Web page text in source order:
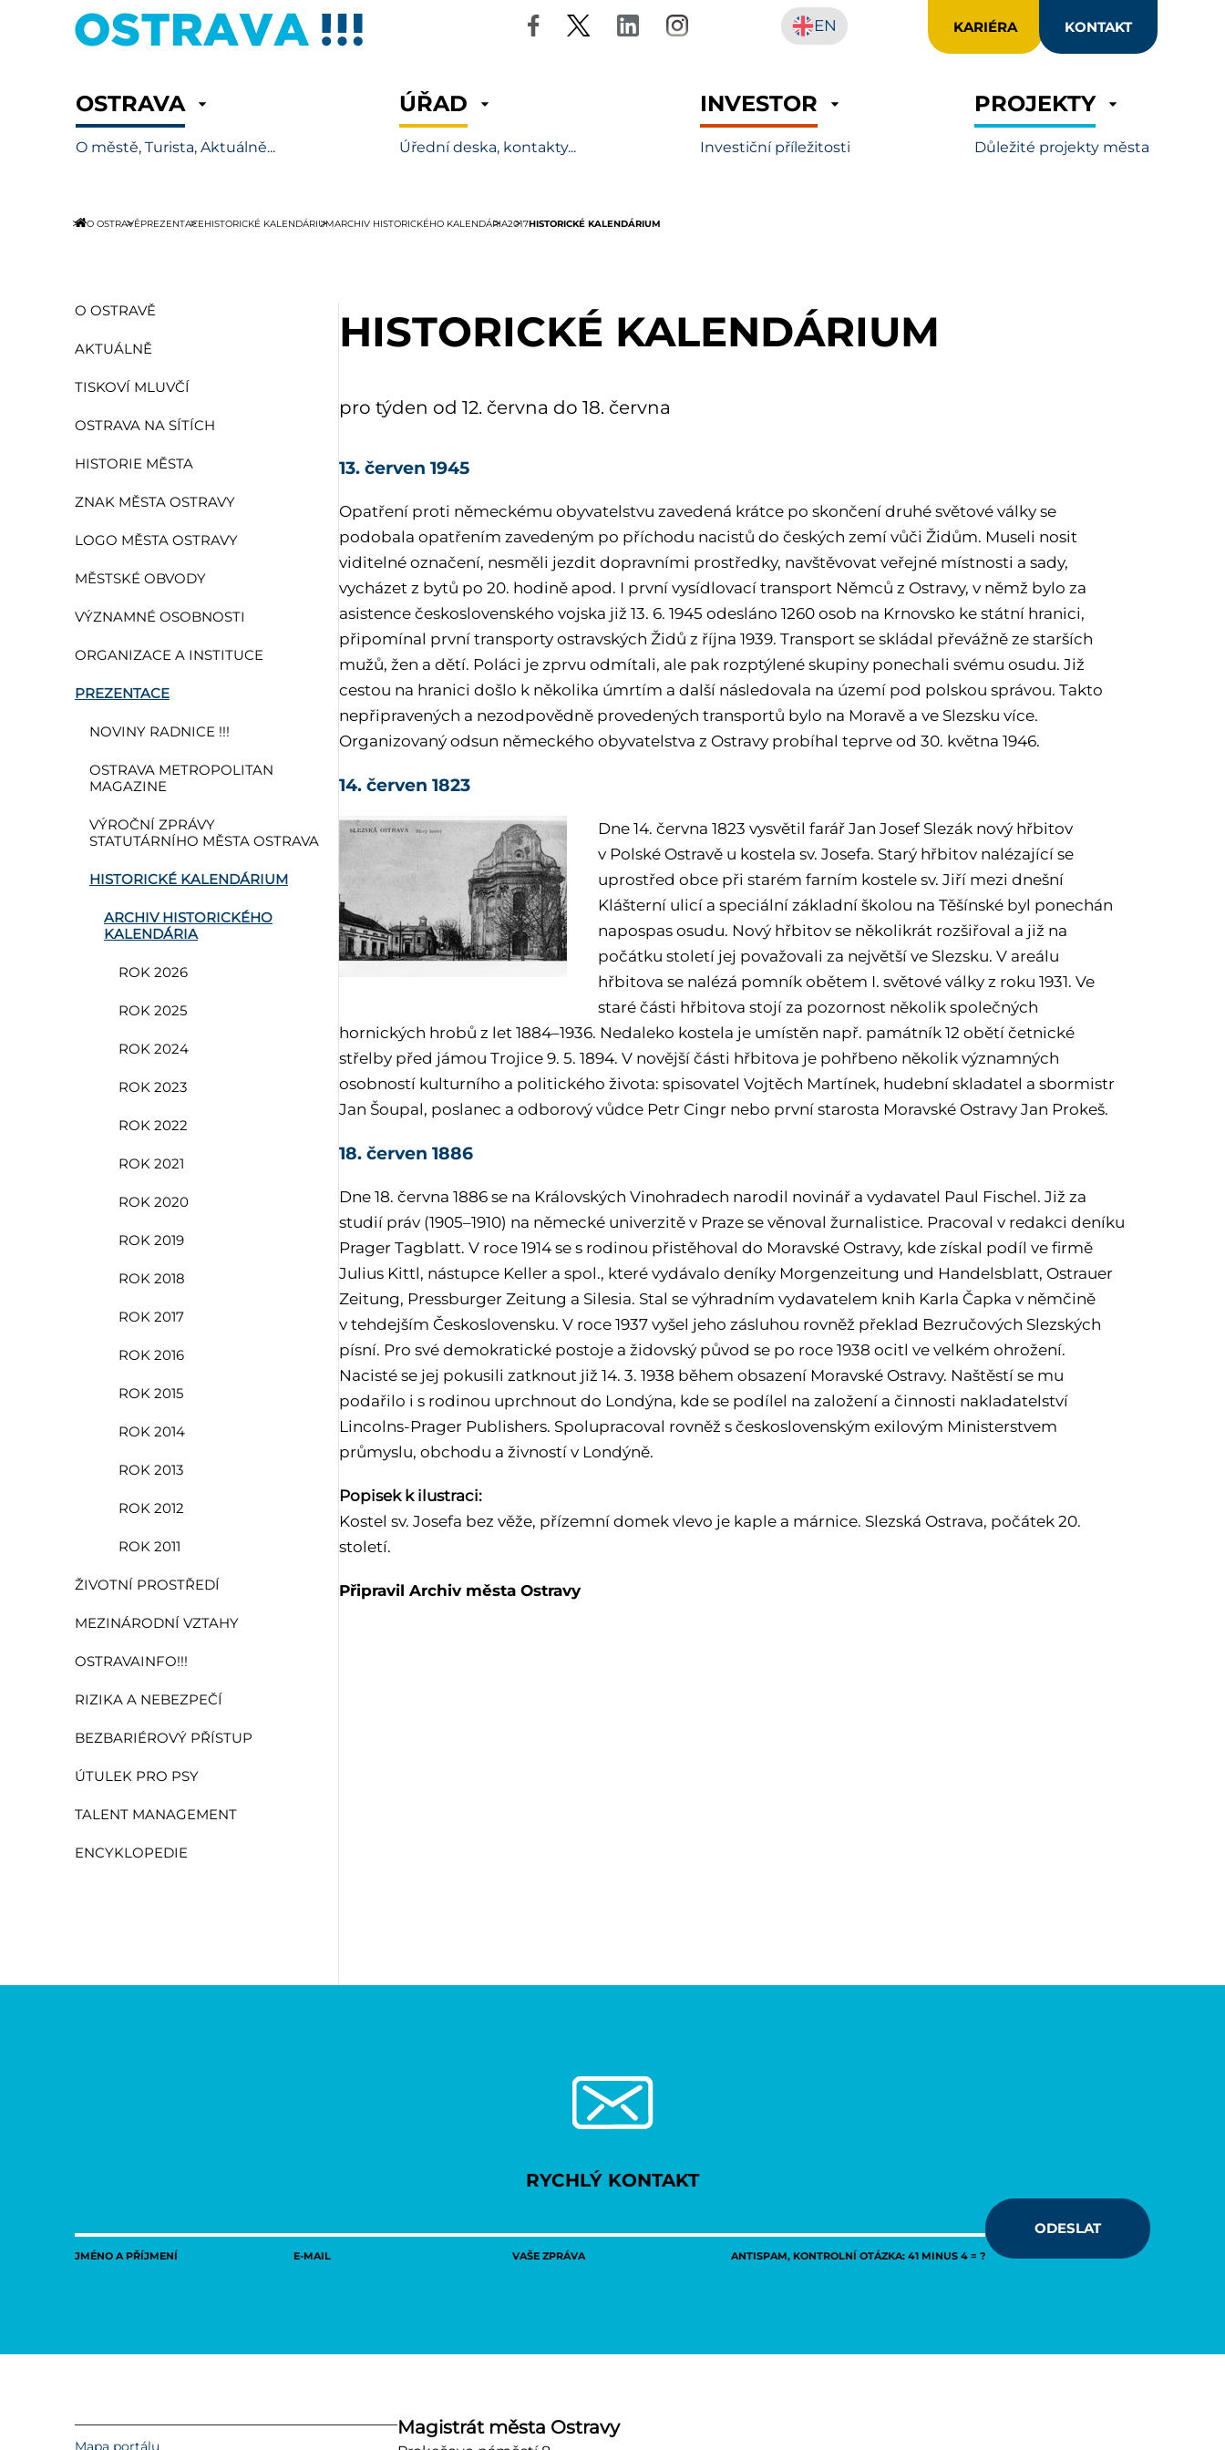
KARIÉRA KONTAKT
EN
OSTRAVA
O městě, Turista, Aktuálně...
ÚŘAD
Úřední deska, kontakty...
INVESTOR
Investiční příležitosti
PROJEKTY
Důležité projekty města
O OSTRAVĚPREZENTACEHISTORICKÉ KALENDÁRIUMARCHIV HISTORICKÉHO KALENDÁRIA2017HISTORICKÉ KALENDÁRIUM
O OSTRAVĚ
AKTUÁLNĚ
TISKOVÍ MLUVČÍ
OSTRAVA NA SÍTÍCH
HISTORIE MĚSTA
ZNAK MĚSTA OSTRAVY
LOGO MĚSTA OSTRAVY
MĚSTSKÉ OBVODY
VÝZNAMNÉ OSOBNOSTI
ORGANIZACE A INSTITUCE
PREZENTACE
NOVINY RADNICE !!!
OSTRAVA METROPOLITAN
MAGAZINE
VÝROČNÍ ZPRÁVY
STATUTÁRNÍHO MĚSTA OSTRAVA
HISTORICKÉ KALENDÁRIUM
ARCHIV HISTORICKÉHO
KALENDÁRIA
ROK 2026
ROK 2025
ROK 2024
ROK 2023
ROK 2022
ROK 2021
ROK 2020
ROK 2019
ROK 2018
ROK 2017
ROK 2016
ROK 2015
ROK 2014
ROK 2013
ROK 2012
ROK 2011
ŽIVOTNÍ PROSTŘEDÍ
MEZINÁRODNÍ VZTAHY
OSTRAVAINFO!!!
RIZIKA A NEBEZPEČÍ
BEZBARIÉROVÝ PŘÍSTUP
ÚTULEK PRO PSY
TALENT MANAGEMENT
ENCYKLOPEDIE
HISTORICKÉ KALENDÁRIUM
pro týden od 12. června do 18. června
13. červen 1945
Opatření proti německému obyvatelstvu zavedená krátce po skončení druhé světové války se
podobala opatřením zavedeným po příchodu nacistů do českých zemí vůči Židům. Museli nosit
viditelné označení, nesměli jezdit dopravními prostředky, navštěvovat veřejné místnosti a sady,
vycházet z bytů po 20. hodině apod. I první vysídlovací transport Němců z Ostravy, v němž bylo za
asistence československého vojska již 13. 6. 1945 odesláno 1260 osob na Krnovsko ke státní hranici,
připomínal první transporty ostravských Židů z října 1939. Transport se skládal převážně ze starších
mužů, žen a dětí. Poláci je zprvu odmítali, ale pak rozptýlené skupiny ponechali svému osudu. Již
cestou na hranici došlo k několika úmrtím a další následovala na území pod polskou správou. Takto
nepřipravených a nezodpovědně provedených transportů bylo na Moravě a ve Slezsku více.
Organizovaný odsun německého obyvatelstva z Ostravy probíhal teprve od 30. května 1946.
14. červen 1823
Dne 14. června 1823 vysvětil farář Jan Josef Slezák nový hřbitov
v Polské Ostravě u kostela sv. Josefa. Starý hřbitov nalézající se
uprostřed obce při starém farním kostele sv. Jiří mezi dnešní
Klášterní ulicí a speciální základní školou na Těšínské byl ponechán
napospas osudu. Nový hřbitov se několikrát rozšiřoval a již na
počátku století jej považovali za největší ve Slezsku. V areálu
hřbitova se nalézá pomník obětem I. světové války z roku 1931. Ve
staré části hřbitova stojí za pozornost několik společných
hornických hrobů z let 1884–1936. Nedaleko kostela je umístěn např. památník 12 obětí četnické
střelby před jámou Trojice 9. 5. 1894. V novější části hřbitova je pohřbeno několik významných
osobností kulturního a politického života: spisovatel Vojtěch Martínek, hudební skladatel a sbormistr
Jan Šoupal, poslanec a odborový vůdce Petr Cingr nebo první starosta Moravské Ostravy Jan Prokeš.
18. červen 1886
Dne 18. června 1886 se na Královských Vinohradech narodil novinář a vydavatel Paul Fischel. Již za
studií práv (1905–1910) na německé univerzitě v Praze se věnoval žurnalistice. Pracoval v redakci deníku
Prager Tagblatt. V roce 1914 se s rodinou přistěhoval do Moravské Ostravy, kde získal podíl ve firmě
Julius Kittl, nástupce Keller a spol., které vydávalo deníky Morgenzeitung und Handelsblatt, Ostrauer
Zeitung, Pressburger Zeitung a Silesia. Stal se výhradním vydavatelem knih Karla Čapka v němčině
v tehdejším Československu. V roce 1937 vyšel jeho zásluhou rovněž překlad Bezručových Slezských
písní. Pro své demokratické postoje a židovský původ se po roce 1938 ocitl ve velkém ohrožení.
Nacisté se jej pokusili zatknout již 14. 3. 1938 během obsazení Moravské Ostravy. Naštěstí se mu
podařilo i s rodinou uprchnout do Londýna, kde se podílel na založení a činnosti nakladatelství
Lincolns-Prager Publishers. Spolupracoval rovněž s československým exilovým Ministerstvem
průmyslu, obchodu a živností v Londýně.
Popisek k ilustraci:
Kostel sv. Josefa bez věže, přízemní domek vlevo je kaple a márnice. Slezská Ostrava, počátek 20.
století.
Připravil Archiv města Ostravy
RYCHLÝ KONTAKT
JMÉNO A PŘÍJMENÍ E-MAIL VAŠE ZPRÁVA ANTISPAM, KONTROLNÍ OTÁZKA: 41 MINUS 4 = ?
ODESLAT
Magistrát města Ostravy